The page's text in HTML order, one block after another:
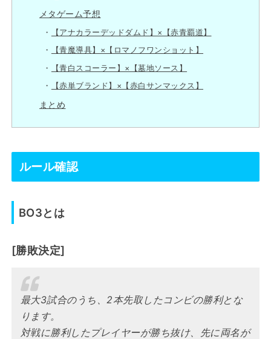
メタゲーム予想
【アナカラーデッドダムド】×【赤青覇道】
【青魔導具】×【ロマノフワンショット】
【青白スコーラー】×【墓地ソース】
【赤単ブランド】×【赤白サンマックス】
まとめ
ルール確認
BO3とは
[勝敗決定]
最大3試合のうち、2本先取したコンビの勝利とな
ります。
対戦に勝利したプレイヤーが勝ち抜け、先に両名が